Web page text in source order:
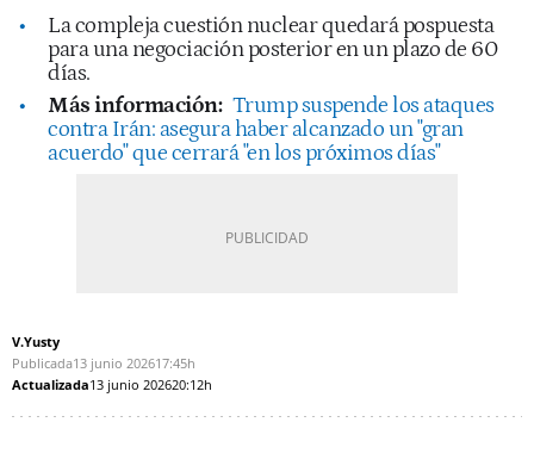
La compleja cuestión nuclear quedará pospuesta
para una negociación posterior en un plazo de 60
días.
Más información: Trump suspende los ataques
contra Irán: asegura haber alcanzado un "gran
acuerdo" que cerrará "en los próximos días"
V.Yusty
Publicada13 junio 202617:45h
Actualizada13 junio 202620:12h